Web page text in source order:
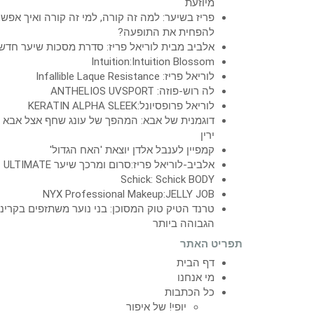
מיוזעת
פריז בשיער: למה זה קורה, למי זה קורה ואיך
להפחית את התופעה?
אלביב מבית לוריאל פריז: סדרת מסכות שיער
Intuition:Intuition Blossom
לוריאל פריז: Infallible Laque Resistance
לה רוש-פוזה: ANTHELIOS UVSPORT
לוריאל פרופסיונל:KERATIN ALPHA SLEEK
דוגמנית של אבא: המהפך של עונג שחף אצל אבא
ירין
קמפיין לענבל אלדן יוצאת 'האח הגדול'
אלביב-לוריאל פריז:סרום ומרכך שיער ULTIMATE
Schick: Schick BODY
NYX Professional Makeup:JELLY JOB
טרנד הטיק טוק המסוכן: בני נוער משתזפים
הגבוהה ביותר
תפריט האתר
דף הבית
מי אנחנו
כל הכתבות
יופי! של איפור